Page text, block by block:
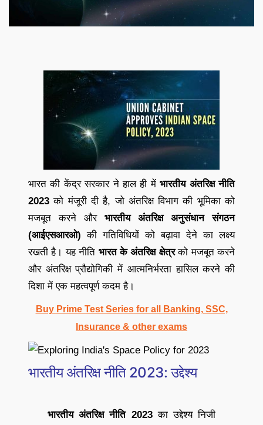
भारत की केंद्र सरकार ने हाल ही मेंभारतीय अंतरिक्ष नीति
2023 को मंजूरी दी है, जो अंतरिक्ष विभाग की भूमिका को
मजबूत करने और भारतीय अंतरिक्ष अनुसंधान संगठन
(आईएसआरओ) की गतिविधियों को बढ़ावा देने का लक्ष्य
रखती है। यह नीति भारत के अंतरिक्ष क्षेत्रको मजबूत करने
और अंतरिक्ष प्रौद्योगिकी में आत्मनिर्भरता हासिल करने की
दिशा में एक महत्वपूर्ण कदम है।
Buy Prime Test Series for all Banking, SSC,
Insurance & other exams
भारतीय अंतरिक्ष नीति 2023: उद्देश्य
भारतीय अंतरिक्ष नीति 2023का उद्देश्य निजी